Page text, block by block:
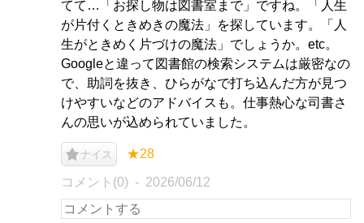
てて…「お探し物は図書室まで」ですね。「人生
が片付くときめきの魔法」を探しています。「人
生がときめく片づけの魔法」でしょうか。etc。
Googleと違って図書館の検索システムは厳密なの
で、助詞を抜き、ひらがなで打ち込んだ方が見つ
けやすいなどのアドバイスも。仕事熱心な司書さ
んの思いが込められていました。
ナイス ★28
コメント(0) 2026/06/12